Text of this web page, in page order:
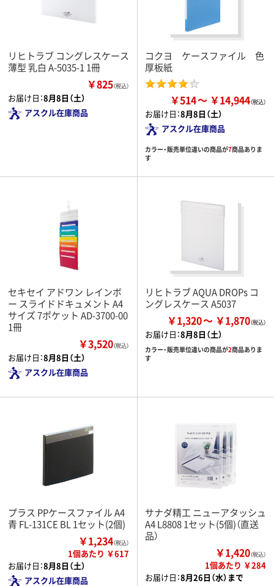
リヒトラブ コングレスケース
薄型 乳白 A-5035-1 1冊
￥825（税込）
お届け日：8月8日（土）
アスクル在庫商品
コクヨ ケースファイル 色
厚板紙
￥514 ￥14,944
お届け日：8月8日（土）
アスクル在庫商品
カラー・販売単位違いの商品が7商品ありま
す
セキセイ アドワン レインボ
ー スライドドキュメント A4
サイズ 7ポケット AD-3700-00
1冊
￥3,520（税込）
お届け日：8月8日（土）
アスクル在庫商品
リヒトラブ AQUA DROPs コ
ングレスケース A5037
￥1,320 ￥1,870
お届け日：8月8日（土）
カラー・販売単位違いの商品が2商品ありま
す
プラス PPケースファイル A4
青 FL-131CE BL 1セット(2個)
￥1,234（税込）
1個あたり ￥617
お届け日：8月8日（土）
アスクル在庫商品
サナダ精工 ニューアタッシュ
A4 L8808 1セット(5個)（直送
品）
￥1,420（税込）
1個あたり ￥284
お届け日：8月26日（水）まで